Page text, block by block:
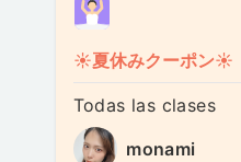
☀️夏休みクーポン☀️
Todas las clases
monami